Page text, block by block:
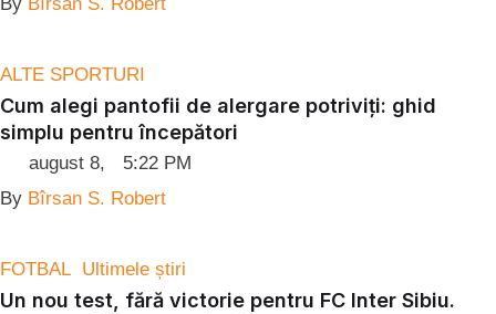
By Bîrsan S. Robert
ALTE SPORTURI
Cum alegi pantofii de alergare potriviți: ghid
simplu pentru începători
august 8,
5:22 PM
By Bîrsan S. Robert
FOTBAL Ultimele știri
Un nou test, fără victorie pentru FC Inter Sibiu.